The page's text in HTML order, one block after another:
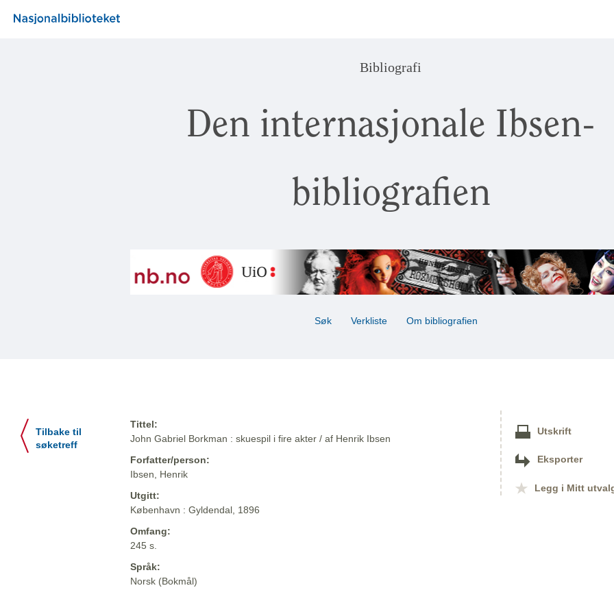
Bibliografi
Den internasjonale Ibsen-
bibliografien
Søk Verkliste Om bibliografien
Tilbake til
søketreff
Tittel:
John Gabriel Borkman : skuespil i fire akter / af Henrik Ibsen
Forfatter/person:
Ibsen, Henrik
Utgitt:
København : Gyldendal, 1896
Omfang:
245 s.
Språk:
Norsk (Bokmål)
Utskrift
Eksporter
Legg i Mitt